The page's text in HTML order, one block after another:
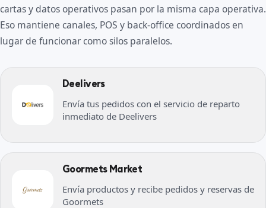
cartas y datos operativos pasan por la misma capa operativa.
Eso mantiene canales, POS y back-office coordinados en
lugar de funcionar como silos paralelos.
Deelivers
Envía tus pedidos con el servicio de reparto
inmediato de Deelivers
Goormets Market
Envía productos y recibe pedidos y reservas de
Goormets